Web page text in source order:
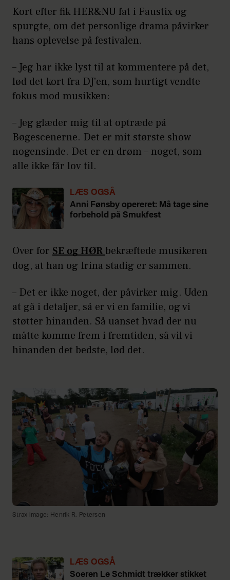
Kort efter fik HER&NU fat i Faustix og
spurgte, om det personlige drama påvirker
hans oplevelse på festivalen.
– Jeg har ikke lyst til at kommentere på det,
lød det kort fra DJ’en, som hurtigt vendte
fokus mod musikken:
– Jeg glæder mig til at optræde på
Bøgescenerne. Det er mit største show
nogensinde. Det er en drøm – noget, som
alle ikke får lov til.
LÆS OGSÅ
Anni Fønsby opereret: Må tage sine
forbehold på Smukfest
Over for SE og HØRbekræftede musikeren
dog, at han og Irina stadig er sammen.
– Det er ikke noget, der påvirker mig. Uden
at gå i detaljer, så er vi en familie, og vi
støtter hinanden. Så uanset hvad der nu
måtte komme frem i fremtiden, så vil vi
hinanden det bedste, lød det.
Strax image: Henrik R. Petersen
LÆS OGSÅ
Soeren Le Schmidt trækker stikket